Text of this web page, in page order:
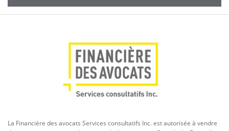
La Financière des avocats Services consultatifs Inc. est autorisée à vendre